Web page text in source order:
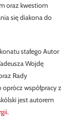
oraz kwestiom
się diakona do
stałego Autor
Wojdę
Rady
współpracy z
jest autorem
.